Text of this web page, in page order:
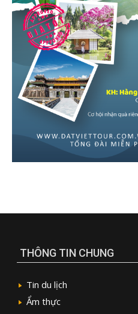
THÔNG TIN CHUNG
Tin du lịch
Ẩm thực